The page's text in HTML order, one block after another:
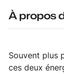
À propos
Souvent plus
ces deux